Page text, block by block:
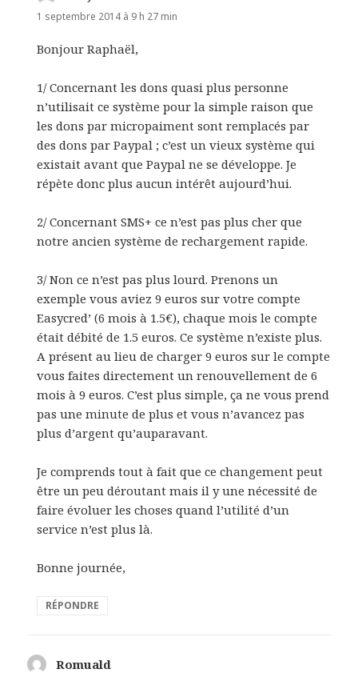
1 septembre 2014 à 9 h 27 min
Bonjour Raphaël,
1/ Concernant les dons quasi plus personne
n’utilisait ce système pour la simple raison que
les dons par micropaiment sont remplacés par
des dons par Paypal ; c’est un vieux système qui
existait avant que Paypal ne se développe. Je
répète donc plus aucun intérêt aujourd’hui.
2/ Concernant SMS+ ce n’est pas plus cher que
notre ancien système de rechargement rapide.
3/ Non ce n’est pas plus lourd. Prenons un
exemple vous aviez 9 euros sur votre compte
Easycred’ (6 mois à 1.5€), chaque mois le compte
était débité de 1.5 euros. Ce système n’existe plus.
A présent au lieu de charger 9 euros sur le compte
vous faites directement un renouvellement de 6
mois à 9 euros. C’est plus simple, ça ne vous prend
pas une minute de plus et vous n’avancez pas
plus d’argent qu’auparavant.
Je comprends tout à fait que ce changement peut
être un peu déroutant mais il y une nécessité de
faire évoluer les choses quand l’utilité d’un
service n’est plus là.
Bonne journée,
RÉPONDRE
Romuald